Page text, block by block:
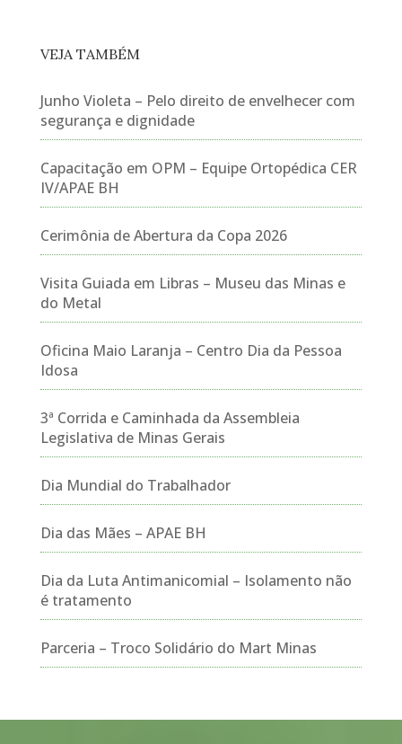
VEJA TAMBÉM
Junho Violeta – Pelo direito de envelhecer com
segurança e dignidade
Capacitação em OPM – Equipe Ortopédica CER
IV/APAE BH
Cerimônia de Abertura da Copa 2026
Visita Guiada em Libras – Museu das Minas e
do Metal
Oficina Maio Laranja – Centro Dia da Pessoa
Idosa
3ª Corrida e Caminhada da Assembleia
Legislativa de Minas Gerais
Dia Mundial do Trabalhador
Dia das Mães – APAE BH
Dia da Luta Antimanicomial – Isolamento não
é tratamento
Parceria – Troco Solidário do Mart Minas